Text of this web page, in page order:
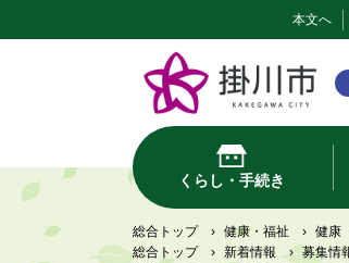
本文へ
くらし・手続き
総合トップ › 健康・福祉 › 健康
総合トップ
› 新着情報 › 募集情